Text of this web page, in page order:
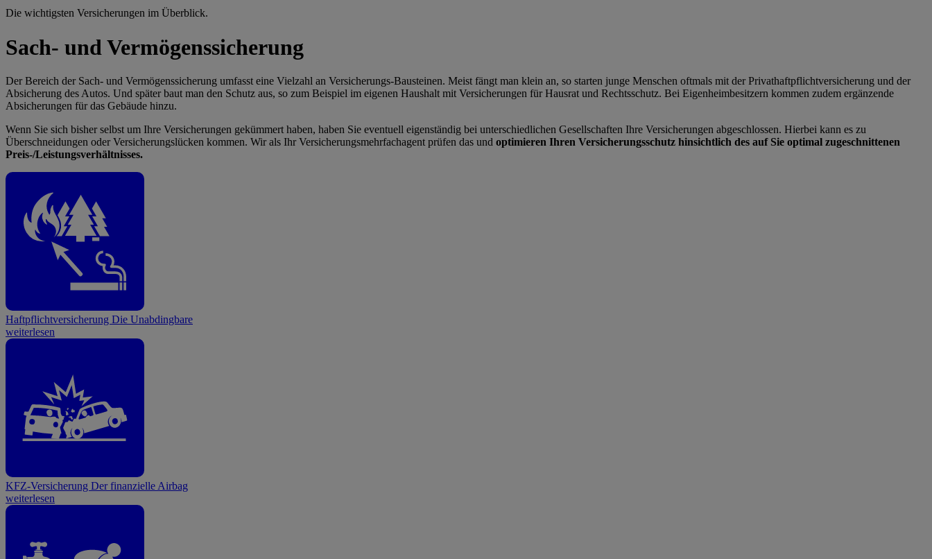
Die wichtigsten Versicherungen im Überblick.
Sach- und Vermögenssicherung
Der Bereich der Sach- und Vermögenssicherung umfasst eine Vielzahl an Versicherungs-Bausteinen. Meist fängt man klein an, so starten junge Menschen oftmals mit der Privathaftpflichtversicherung und der
Absicherung des Autos. Und später baut man den Schutz aus, so zum Beispiel im eigenen Haushalt mit Versicherungen für Hausrat und Rechtsschutz. Bei Eigenheimbesitzern kommen zudem ergänzende
Absicherungen für das Gebäude hinzu.
Wenn Sie sich bisher selbst um Ihre Versicherungen gekümmert haben, haben Sie eventuell eigenständig bei unterschiedlichen Gesellschaften Ihre Versicherungen abgeschlossen. Hierbei kann es zu
Überschneidungen oder Versicherungslücken kommen. Wir als Ihr Versicherungsmehrfachagent prüfen das und optimieren Ihren Versicherungsschutz hinsichtlich des auf Sie optimal zugeschnittenen
Preis-/Leistungsverhältnisses.
Haftpflichtversicherung Die Unabdingbare
weiterlesen
KFZ-Versicherung Der finanzielle Airbag
weiterlesen